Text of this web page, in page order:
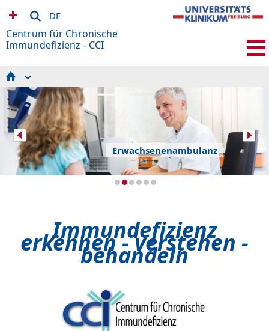
DE
Centrum für Chronische
Immundefizienz - CCI
Aktuelles
Immunologische Diagnostik
Sprechstunden/Informationen für Patienten
Informationen für Ärzte und Ärztinnen
Forschung/Studien
Über uns | Kontakt
Förderverein
Erwachsenenambulanz
Immundefizienz
erkennen - verstehen -
behandeln